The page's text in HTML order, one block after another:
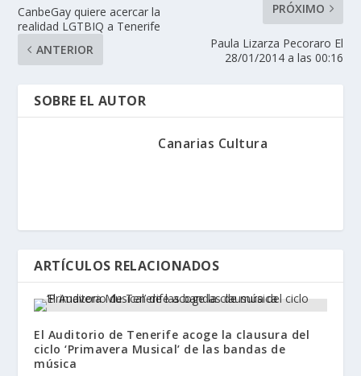
CanbeGay quiere acercar la
realidad LGTBIQ a Tenerife
ANTERIOR
PRÓXIMO
Paula Lizarza Pecoraro El
28/01/2014 a las 00:16
SOBRE EL AUTOR
Canarias Cultura
ARTÍCULOS RELACIONADOS
El Auditorio de Tenerife acoge la clausura del
ciclo ‘Primavera Musical’ de las bandas de
música